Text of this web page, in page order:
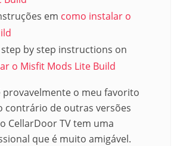
em como instalar o
by step instructions on
o Misfit Mods Lite Build
provavelmente o meu favorito
contrário de outras versões
CellarDoor TV tem uma
que é muito amigável.